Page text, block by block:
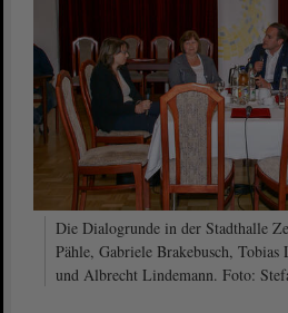
Die Dialogrunde in der Stadthalle
Pähle, Gabriele Brakebusch,
und Albrecht Lindemann. Foto: